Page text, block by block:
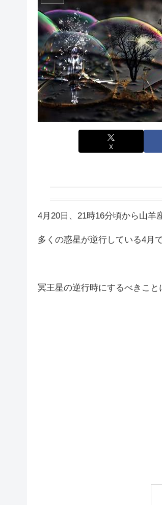
X
4月20日、21時16分頃から山羊
多くの惑星が逆行している4月
冥王星の逆行時にするべきこと